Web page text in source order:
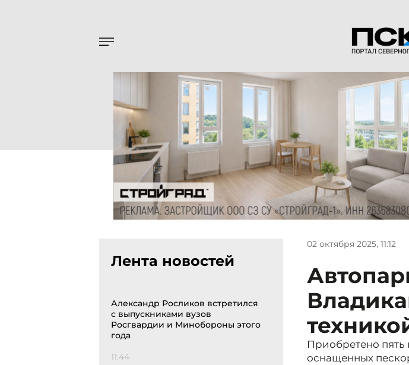
Лента новостей
Александр Росликов встретился
с выпускниками вузов
Росгвардии и Минобороны этого
года
11:44
02 октября 2025, 11:12
Приобретено
оснащенных